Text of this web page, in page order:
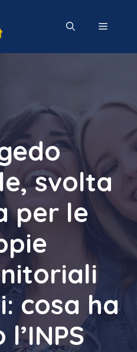
MENU
svolta
per le
cosa ha